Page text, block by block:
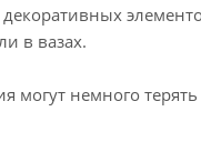
в вазах.
могут немного